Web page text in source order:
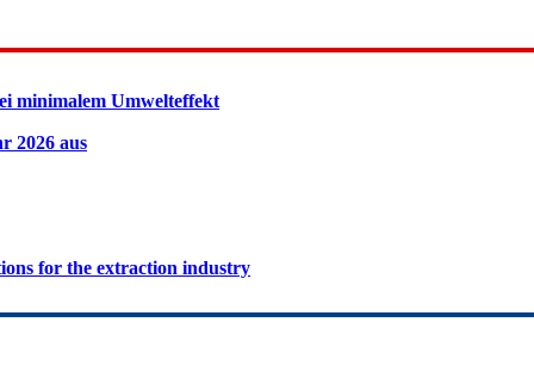
minimalem Umwelteffekt
2026 aus
for the extraction industry